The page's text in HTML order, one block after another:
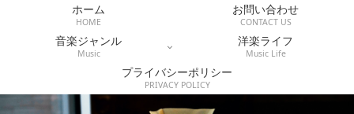
ホーム
HOME
お問い合わせ
CONTACT US
音楽ジャンル
Music
洋楽ライフ
Music Life
プライバシーポリシー
PRIVACY POLICY